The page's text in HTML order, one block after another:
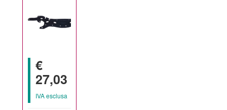
€
27,03
IVA esclusa